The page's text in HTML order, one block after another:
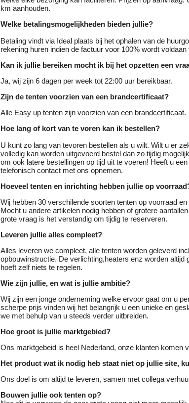
km aanhouden.
Welke betalingsmogelijkheden bieden jullie?
Betaling vindt via Ideal plaats bij het ophalen van de
rekening huren indien de factuur voor 100% wordt
Kan ik jullie bereiken mocht ik bij het opzetten een
Ja, wij zijn 6 dagen per week tot 22:00 uur bereikbaar.
Zijn de tenten voorzien van een brandcertificaat?
Alle Easy up tenten zijn voorzien van een brandcertificaat.
Hoe lang of kort van te voren kan ik bestellen?
U kunt zo lang van tevoren bestellen als u wilt. Wilt u er
volledig kan worden uitgevoerd bestel dan zo tijdig
om ook latere bestellingen op tijd uit te voeren! Heeft u
telefonisch contact met ons opnemen.
Hoeveel tenten en inrichting hebben jullie op
Wij hebben 30 verschilende soorten tenten op voorraad
Mocht u andere artikelen nodig hebben of grotere
grote vraag is het verstandig om tijdig te reserveren.
Leveren jullie alles compleet?
Alles leveren we compleet, alle tenten worden geleverd
opbouwinstructie. De verlichting,heaters enz worden
hoeft zelf niets te regelen.
Wie zijn jullie, en wat is jullie ambitie?
Wij zijn een jonge onderneming welke ervoor gaat om u
scherpe prijs vinden wij het belangrijk u een unieke en
we met behulp van u steeds verder uitbreiden.
Hoe groot is jullie marktgebied?
Ons marktgebeid is heel Nederland, onze klanten komen
Het product wat ik nodig heb staat niet op jullie site,
Ons doel is om altijd te leveren, samen met collega
Bouwen jullie ook tenten op?